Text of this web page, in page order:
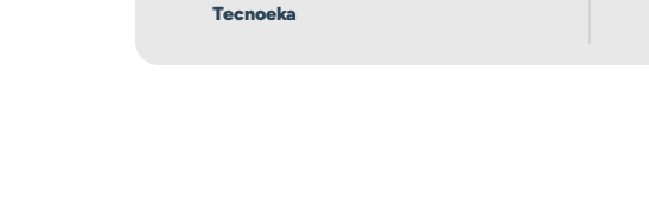
Tecnoeka